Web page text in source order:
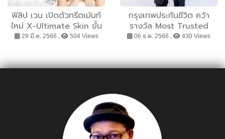
ฟิลิป เวน เปิดตัวทรีตเม้นท์
ใหม่ X-Ultimate Skin ขั้น
สุดของการปรนนิบัติเซลล์ผิว
ด้วยนวัตกรรม MPR
สำอางจากสเปน
29 มี.ค. 2566 , 504 Views
กรุงเทพประกันชีวิต คว้า
รางวัล Most Trusted
Insurance Service
ที่ลูกค้าวางใจในบริการ
06 ธ.ค. 2566 , 430 Views